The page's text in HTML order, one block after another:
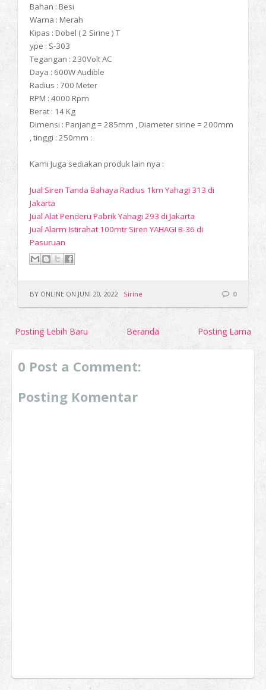
Bahan : Besi
Warna : Merah
Kipas : Dobel ( 2 Sirine ) T
ype : S-303
Tegangan : 230Volt AC
Daya : 600W Audible
Radius : 700 Meter
RPM : 4000 Rpm
Berat : 14 Kg
Dimensi : Panjang = 285mm , Diameter sirine = 200mm
, tinggi : 250mm :
Kami Juga sediakan produk lain nya :
Jual Siren Tanda Bahaya Radius 1km Yahagi 313 di
Jakarta
Jual Alat Penderu Pabrik Yahagi 293 di Jakarta
Jual Alarm Istirahat 100mtr Siren YAHAGI B-36 di
Pasuruan
BY ONLINE ON JUNI 20, 2022 Sirine 0
Posting Lebih Baru Posting Lama
Beranda
0 Post a Comment:
Posting Komentar